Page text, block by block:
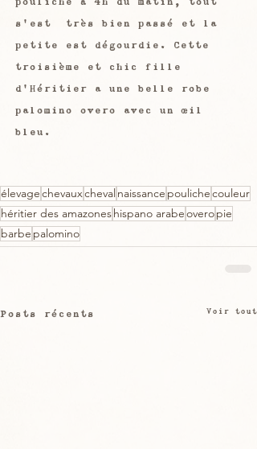
s'est  très bien passé et la
petite est dégourdie. Cette
troisième et chic fille
d'Héritier a une belle robe
palomino overo avec un œil
bleu.
élevagechevauxcheval naissance poulichecouleur
héritier des amazoneshispano arabeoveropie
barbe palomino
Posts récents Voir tout